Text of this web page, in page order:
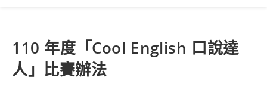
110 年度「Cool English 口說達
人」比賽辦法